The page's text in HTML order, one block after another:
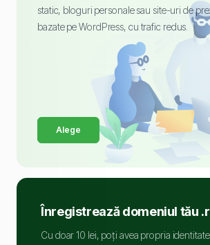
static, bloguri personale sau site-uri de
bazate pe WordPress, cu trafic redus.
Alege
Înregistrează domeniul tău
Cu doar 10 lei, poți avea propria